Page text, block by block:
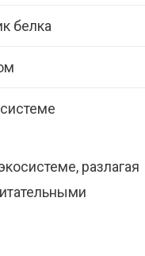
белка
разлагая